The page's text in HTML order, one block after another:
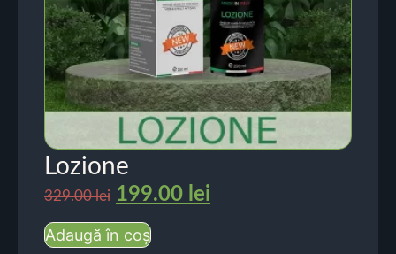
Lozione
329.00lei 199.00 lei
Adaugă în coș